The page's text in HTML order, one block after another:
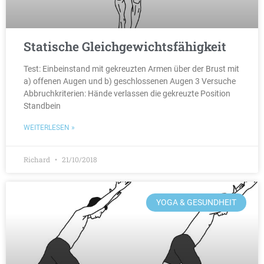
Statische Gleichgewichtsfähigkeit
Test: Einbeinstand mit gekreuzten Armen über der Brust mit
a) offenen Augen und b) geschlossenen Augen 3 Versuche
Abbruchkriterien: Hände verlassen die gekreuzte Position
Standbein
WEITERLESEN »
Richard 21/10/2018
YOGA & GESUNDHEIT